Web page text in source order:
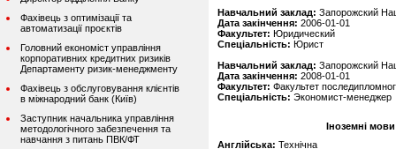
Фахівець з оптимізації та
автоматизації проєктів
Головний економіст управління
корпоративних кредитних ризиків
Департаменту ризик-менеджменту
Фахівець з обслуговування клієнтів
в міжнародний банк (Київ)
Заступник начальника управління
методологічного забезпечення та
навчання з питань ПВК/ФТ
Навчальний заклад: Запорожский
Дата закінчення: 2006-01-01
Факультет: Юридический
Спеціальність: Юрист
Навчальний заклад: Запорожский
Дата закінчення: 2008-01-01
Факультет: Факультет
Спеціальність: Экономист-менеджер
Іноземні
Англійська: Технічна